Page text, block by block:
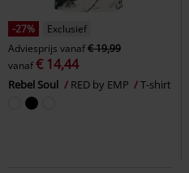
-27%
Exclusief
Adviesprijs vanaf€ 19,99
vanaf€ 14,44
Rebel Soul RED by EMP T-shirt